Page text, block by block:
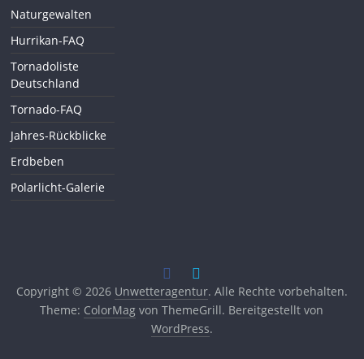
Naturgewalten
Hurrikan-FAQ
Tornadoliste
Deutschland
Tornado-FAQ
Jahres-Rückblicke
Erdbeben
Polarlicht-Galerie
Copyright © 2026 Unwetteragentur. Alle Rechte vorbehalten.
Theme: ColorMag von ThemeGrill. Bereitgestellt von
WordPress.